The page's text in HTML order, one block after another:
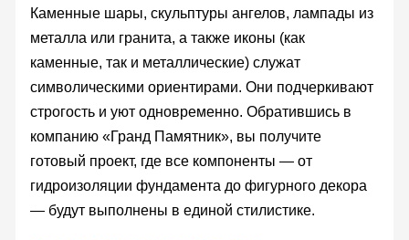
Каменные шары, скульптуры ангелов, лампады из
металла или гранита, а также иконы (как
каменные, так и металлические) служат
символическими ориентирами. Они подчеркивают
строгость и уют одновременно. Обратившись в
компанию «Гранд Памятник», вы получите
готовый проект, где все компоненты — от
гидроизоляции фундамента до фигурного декора
— будут выполнены в единой стилистике.